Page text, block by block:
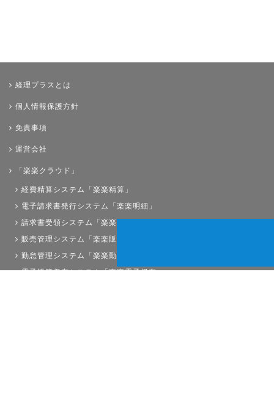
経理プラスとは
個人情報保護方針
免責事項
運営会社
「楽楽クラウド」
経費精算システム「楽楽精算」
電子請求書発行システム「楽楽明細」
請求書受領システム「楽楽請求」
販売管理システム「楽楽販売」
勤怠管理システム「楽楽勤怠」
電子帳簿保存システム「楽楽電子保存」